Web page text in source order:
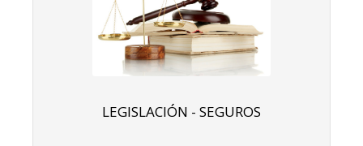
LEGISLACIÓN - SEGUROS